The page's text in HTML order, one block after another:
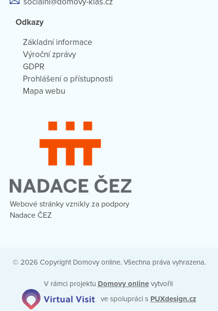
Odkazy
Základní informace
Výroční zprávy
GDPR
Prohlášení o přístupnosti
Mapa webu
Webové stránky vznikly za podpory
Nadace ČEZ
© 2026 Copyright Domovy online. Všechna práva vyhrazena.
V rámci projektu Domovy onlinevytvořil
ve spolupráci s PUXdesign.cz